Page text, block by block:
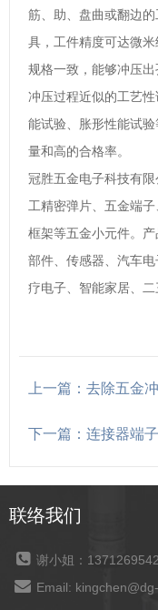
筋、助、盘曲或翻边
具，工件精度可达微
规格一致，能够冲压
冲压过程近似的工艺
能试验、胀形性能试
量和高的合格率。
冠胜五金电子科技有
工精密弹片、五金端
框架等五金小元件。
部件、传感器、汽车
疗电子、智能家居、二
上一篇：去除五金
下一篇：连接器端
联络我们
谢小姐：
Email: